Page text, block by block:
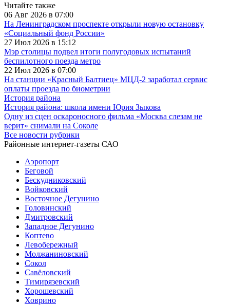
Читайте также
06 Авг 2026 в 07:00
На Ленинградском проспекте открыли новую остановку
«Социальный фонд России»
27 Июл 2026 в 15:12
Мэр столицы подвел итоги полугодовых испытаний
беспилотного поезда метро
22 Июл 2026 в 07:00
На станции «Красный Балтиец» МЦД-2 заработал сервис
оплаты проезда по биометрии
История района
История района: школа имени Юрия Зыкова
Одну из сцен оскароносного фильма «Москва слезам не
верит» снимали на Соколе
Все новости рубрики
Районные интернет-газеты САО
Аэропорт
Беговой
Бескудниковский
Войковский
Восточное Дегунино
Головинский
Дмитровский
Западное Дегунино
Коптево
Левобережный
Молжаниновский
Сокол
Савёловский
Тимирязевский
Хорошевский
Ховрино